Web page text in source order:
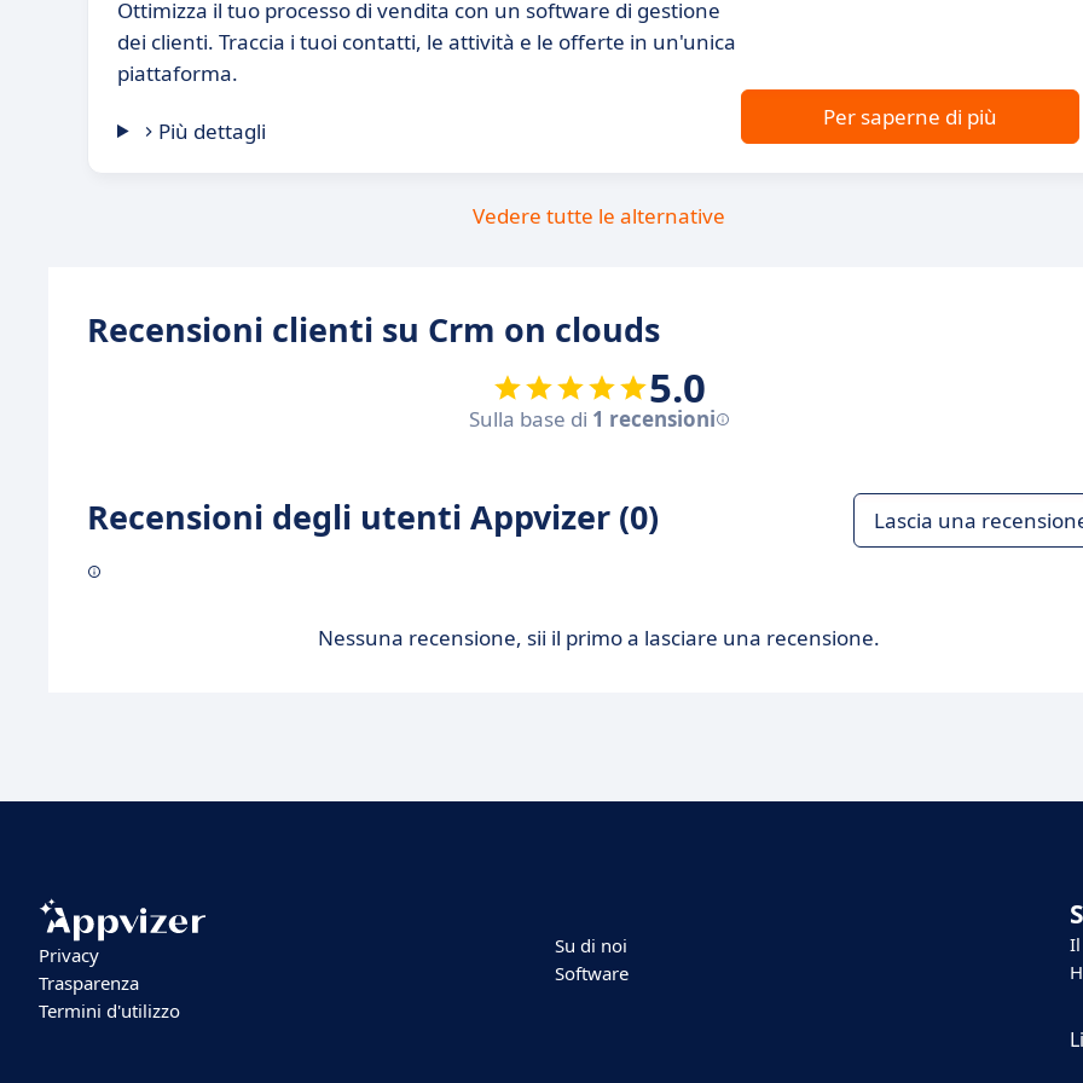
Ottimizza il tuo processo di vendita con un software di gestione
dei clienti. Traccia i tuoi contatti, le attività e le offerte in un'unica
piattaforma.
Più dettagli
Per saperne di più
Vedere tutte le alternative
Recensioni clienti su Crm on clouds
5.0
Sulla base di 1 recensioni
Recensioni degli utenti Appvizer (0) Lascia una
Nessuna recensione, sii il primo a lasciare una recensione.
Privacy
Trasparenza
Termini d'utilizzo
Su di noi
Software